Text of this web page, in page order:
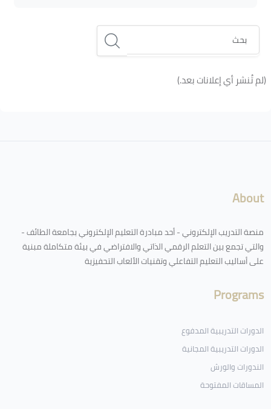
بحث
(لم تُنشر أي إعلانات بعد.)
About
منصة التدريب الإلكتروني - أحد مبادرة التعليم الإلكتروني بجامعة الطائف -
والتي تجمع بين التعلم الرقمي الذاتي والافتراضي في بيئة متكاملة مبنية
على أساليب التعليم التفاعلي وتقنيات الألعاب التحفيزية
Programs
الدورات التدريبية المدفوع
الدورات التدريبية المجانية
الندورات والورش
المساقات المفتوحة